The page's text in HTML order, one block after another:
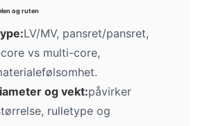
og ruten
LV/MV, pansret/pansret,
vs multi-core,
og vekt:påvirker
rulletype og